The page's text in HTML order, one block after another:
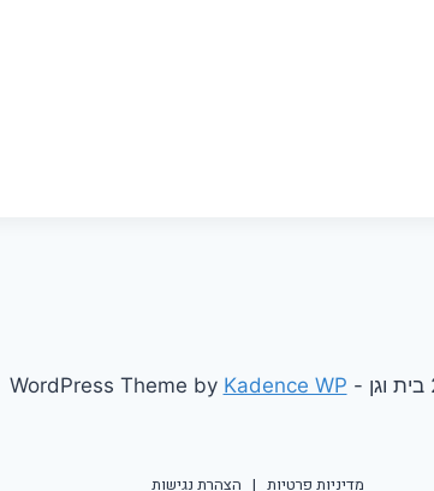
Kadence WP
מדיניות פרטיות | הצהרת נגישות